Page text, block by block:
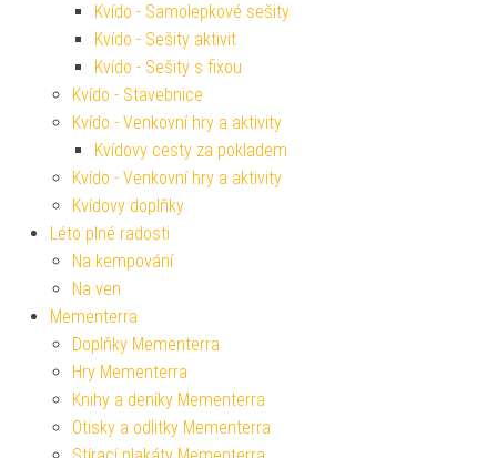
Kvído - Samolepkové sešity
Kvído - Sešity aktivit
Kvído - Sešity s fixou
Kvído - Stavebnice
Kvído - Venkovní hry a aktivity
Kvídovy cesty za pokladem
Kvído - Venkovní hry a aktivity
Kvídovy doplňky
Léto plné radosti
Na kempování
Na ven
Mementerra
Doplňky Mementerra
Hry Mementerra
Knihy a deníky Mementerra
Otisky a odlitky Mementerra